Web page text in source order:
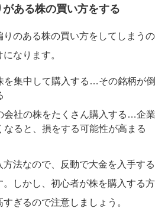
ある株の買い方をする
のある株の買い方をしてしまうの
なります。
を集中して購入する…その銘柄が倒
会社の株をたくさん購入する…企業
なると、損をする可能性が高まる
方法なので、反動で大金を入手する
しかし、初心者が株を購入する方
ぎるので注意しましょう。